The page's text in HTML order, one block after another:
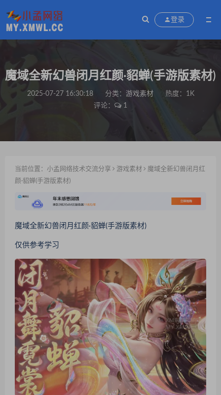
登录
魔域全新幻兽闭月红颜·貂蝉(手游版素材)
2025-07-27 16:30:18 分类： 游戏素材
热度：1K
评论：
1
当前位置： 小孟网络技术交流分享 游戏素材
魔域全新幻兽闭月红
颜·貂蝉(手游版素材)
魔域全新幻兽闭月红颜·貂蝉(手游版素材)
仅供参考学习